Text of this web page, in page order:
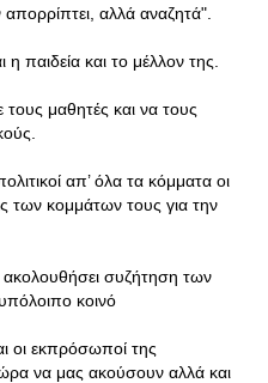
αλλά αναζητά".
παιδεία και το μέλλον της.
μαθητές και να τους
απ’ όλα τα κόμματα οι
των κομμάτων τους για την
συζήτηση των
κοινό
οι εκπρόσωποί της
ώρα να μας ακούσουν αλλά και